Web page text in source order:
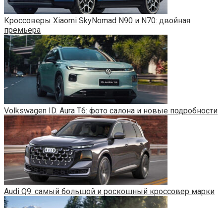
Кроссоверы Xiaomi SkyNomad N90 и N70: двойная
премьера
Volkswagen ID. Aura T6: фото салона и новые подробности
Audi Q9: самый большой и роскошный кроссовер марки